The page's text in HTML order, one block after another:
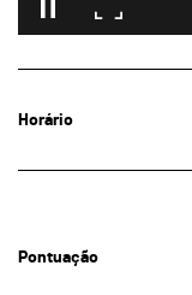
Horário
Pontuação